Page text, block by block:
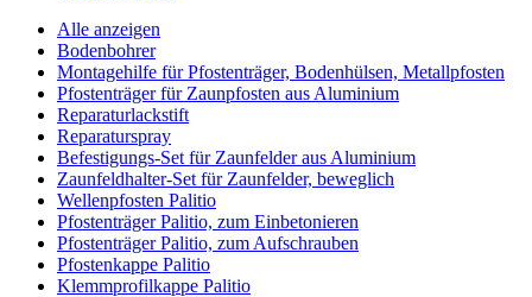
Alle anzeigen
Bodenbohrer
Montagehilfe für Pfostenträger, Bodenhülsen, Metallpfosten
Pfostenträger für Zaunpfosten aus Aluminium
Reparaturlackstift
Reparaturspray
Befestigungs-Set für Zaunfelder aus Aluminium
Zaunfeldhalter-Set für Zaunfelder, beweglich
Wellenpfosten Palitio
Pfostenträger Palitio, zum Einbetonieren
Pfostenträger Palitio, zum Aufschrauben
Pfostenkappe Palitio
Klemmprofilkappe Palitio